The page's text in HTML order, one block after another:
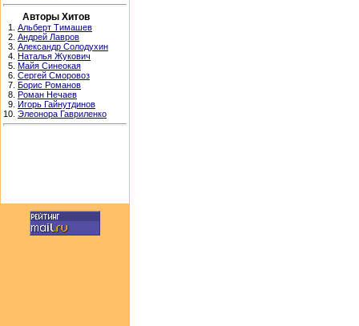
Авторы Хитов
1. Альберт Тимашев
2. Андрей Лавров
3. Александр Солодухин
4. Наталья Жукович
5. Майя Синеокая
6. Сергей Сморовоз
7. Борис Романов
8. Роман Нечаев
9. Игорь Гайнутдинов
10. Элеонора Гавриленко